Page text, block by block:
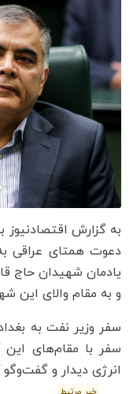
به گزارش اقتصادنیوز
دعوت همتای عراقی
یادمان شهیدان حاج
و به مقام والای این
سفر وزیر نفت به
سفر با مقام‌های این
انرژی دیدار و گفت‌وگو
خبر مرتبط